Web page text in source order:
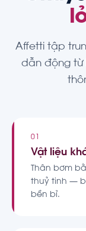
Affetti tập
dẫn động từ
01
Vật liệu
Thân bơm
thuỷ tinh —
bền bỉ.